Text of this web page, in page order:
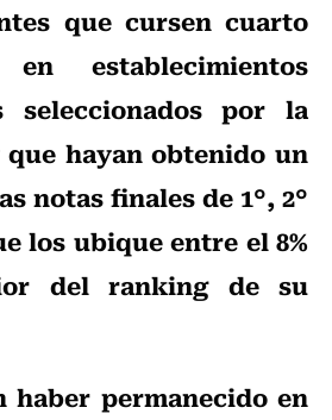
que cursen cuarto
establecimientos
seleccionados por la
hayan obtenido un
notas finales de 1°, 2°
los ubique entre el 8%
del ranking de su
haber permanecido en